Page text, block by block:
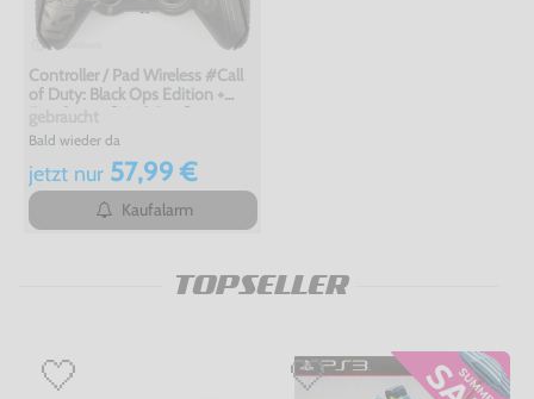
Controller / Pad Wireless #Call
of Duty: Black Ops Edition +
Empfänger [Mad Catz]
Bald wieder da
jetzt nur57,99 €
Kaufalarm
TOPSELLER